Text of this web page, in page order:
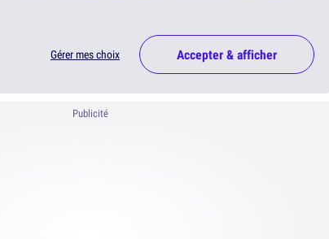
Gérer mes choix Accepter & afficher
Publicité